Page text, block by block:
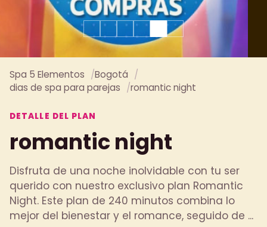
Spa 5 Elementos
Bogotá
dias de spa para parejas
romantic night
DETALLE DEL PLAN
romantic night
Disfruta de una noche inolvidable con tu ser
querido con nuestro exclusivo plan Romantic
Night. Este plan de 240 minutos combina lo
mejor del bienestar y el romance, seguido de ...